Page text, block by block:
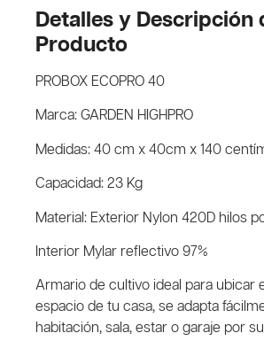
Detalles y Descripción
Producto
PROBOX ECOPRO 40
Marca: GARDEN HIGHPRO
Medidas: 40 cm x 40cm x 140
Capacidad: 23 Kg
Material: Exterior Nylon 420D hilos
Interior Mylar reflectivo 97%
Armario de cultivo ideal para ubicar
espacio de tu casa, se adapta
habitación, sala, estar o garaje por